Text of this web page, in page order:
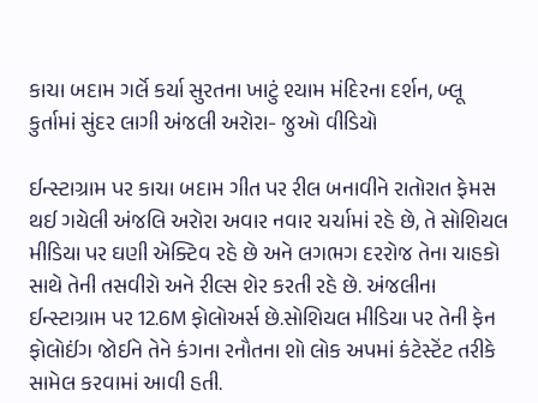
કાચા બદામ ગર્લે કર્યા સુરતના ખાટું શ્યામ મંદિરના દર્શન, બ્લૂ
કુર્તામાં સુંદર લાગી અંજલી અરોરા- જુઓ વીડિયો
ઈન્સ્ટાગ્રામ પર કાચા બદામ ગીત પર રીલ બનાવીને રાતોરાત ફેમસ
થઈ ગયેલી અંજલિ અરોરા અવાર નવાર ચર્ચામાં રહે છે, તે સોશિયલ
મીડિયા પર ઘણી એક્ટિવ રહે છે અને લગભગ દરરોજ તેના ચાહકો
સાથે તેની તસવીરો અને રીલ્સ શેર કરતી રહે છે. અંજલીના
ઈન્સ્ટાગ્રામ પર 12.6M ફોલોઅર્સ છે.સોશિયલ મીડિયા પર તેની ફેન
ફોલોઈંગ જોઈને તેને કંગના રનૌતના શો લોક અપમાં કંટેસ્ટેંટ તરીકે
સામેલ કરવામાં આવી હતી.